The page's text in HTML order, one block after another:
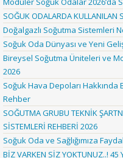
SOĞUK ODALARDA KULLANILAN
Doğalgazlı Soğutma Sistemleri
Soğuk Oda Dünyası ve Yeni
Bireysel Soğutma Üniteleri ve
2026
Soğuk Hava Depoları
Rehber
SOĞUTMA GRUBU TEKNİK
SİSTEMLERİ REHBERİ 2026
Soğuk Oda ve Sağlığımıza
BİZ VARKEN SİZ YOKTUNUZ..! 45